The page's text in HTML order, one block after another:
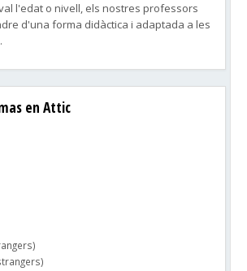
l'edat o nivell, els nostres professors
d'una forma didàctica i adaptada a les
en Attic